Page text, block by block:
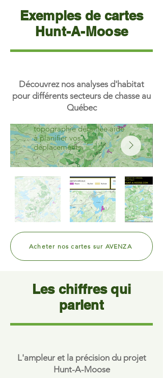
Exemples de cartes
Hunt-A-Moose
Découvrez nos analyses d'habitat
pour différents secteurs de chasse au
Québec
d'habitat -
Secteur Nord
d'habitat de l'orignal avec
foncé représentent les
habitats d'excellence (8-10),
les zones magenta
indiquent les zones de repos
topographie détaillée aide
à planifier vos
déplacements.
Acheter nos cartes sur AVENZA
Les chiffres qui
parlent
L'ampleur et la précision du projet
Hunt-A-Moose